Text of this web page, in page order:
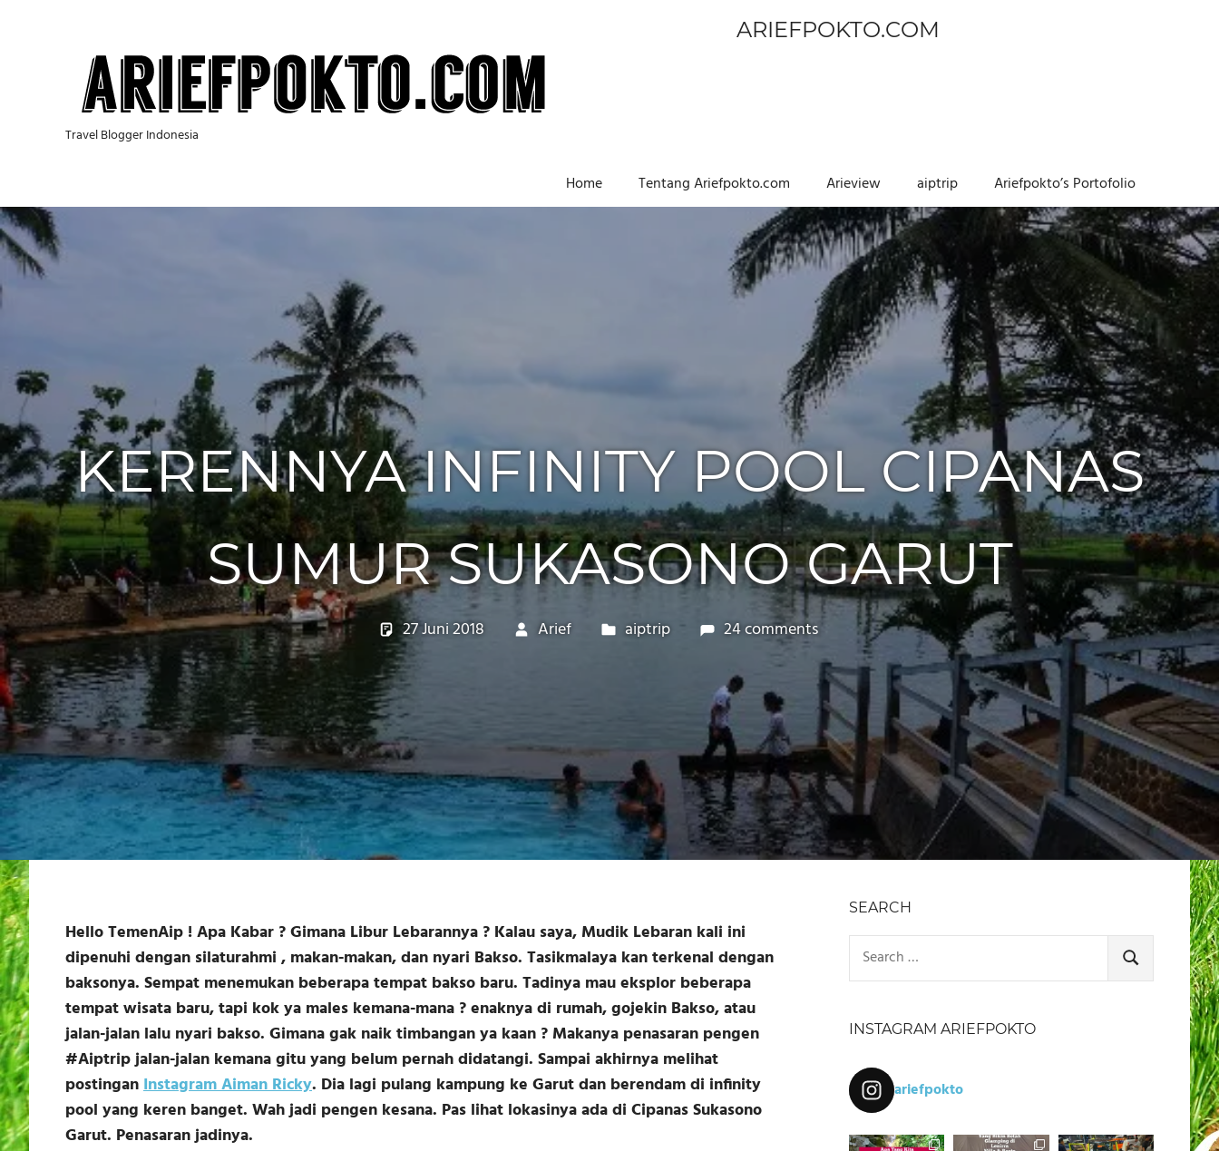
ARIEFPOKTO.COM
Travel Blogger Indonesia
Home Tentang Ariefpokto.com Arieview aiptrip Ariefpokto’s Portofolio
KERENNYA INFINITY POOL CIPANAS
SUMUR SUKASONO GARUT
27 Juni 2018 Arief aiptrip 24 comments
Hello TemenAip ! Apa Kabar ? Gimana Libur Lebarannya ? Kalau saya, Mudik Lebaran kali ini
dipenuhi dengan silaturahmi , makan-makan, dan nyari Bakso. Tasikmalaya kan terkenal dengan
baksonya. Sempat menemukan beberapa tempat bakso baru. Tadinya mau eksplor beberapa
tempat wisata baru, tapi kok ya males kemana-mana ? enaknya di rumah, gojekin Bakso, atau
jalan-jalan lalu nyari bakso. Gimana gak naik timbangan ya kaan ? Makanya penasaran pengen
#Aiptrip jalan-jalan kemana gitu yang belum pernah didatangi. Sampai akhirnya melihat
postinganInstagram Aiman Ricky. Dia lagi pulang kampung ke Garut dan berendam di infinity
pool yang keren banget. Wah jadi pengen kesana. Pas lihat lokasinya ada di Cipanas Sukasono
Garut. Penasaran jadinya.
SEARCH
Search
for:
SEARCH
INSTAGRAM ARIEFPOKTO
ariefpokto